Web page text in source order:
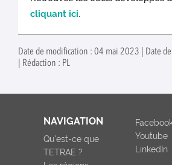
cliquant ici.
Date de modification : 04 mai 2023 | Date
| Rédaction : PL
NAVIGATION
Qu'est-ce que
TETRAE ?
Youtube
LinkedIn